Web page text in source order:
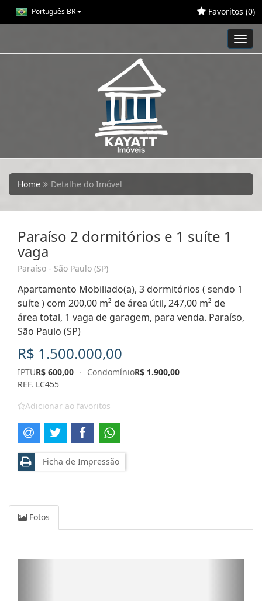
Português BR Favoritos (0)
Home Detalhe do Imóvel
Paraíso 2 dormitórios e 1 suíte 1
vaga
Paraíso - São Paulo (SP)
Apartamento Mobiliado(a), 3 dormitórios ( sendo 1
suíte ) com 200,00 m² de área útil, 247,00 m² de
área total, 1 vaga de garagem, para venda. Paraíso,
São Paulo (SP)
R$ 1.500.000,00
IPTUR$ 600,00 · CondomínioR$ 1.900,00
REF. LC455
Adicionar ao favoritos
Ficha de Impressão
Fotos